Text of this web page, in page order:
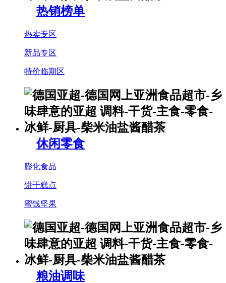
热销榜单
热卖专区
新品专区
特价临期区
休闲零食
膨化食品
饼干糕点
蜜饯坚果
粮油调味